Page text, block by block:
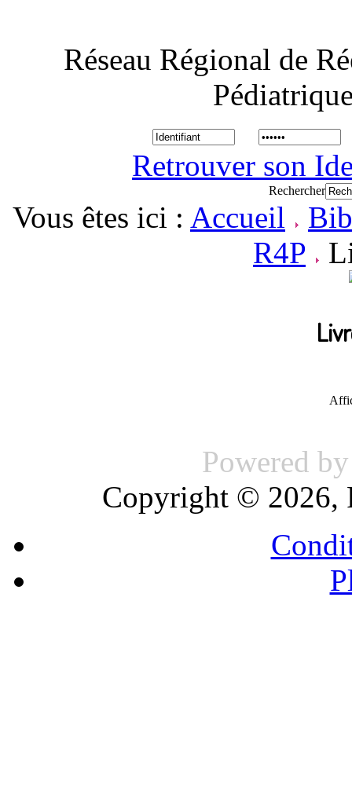
Réseau Régional de
Retrouver son
Rechercher
Vous êtes ici : Accueil
R4P
Powered
Copyright © 2026,